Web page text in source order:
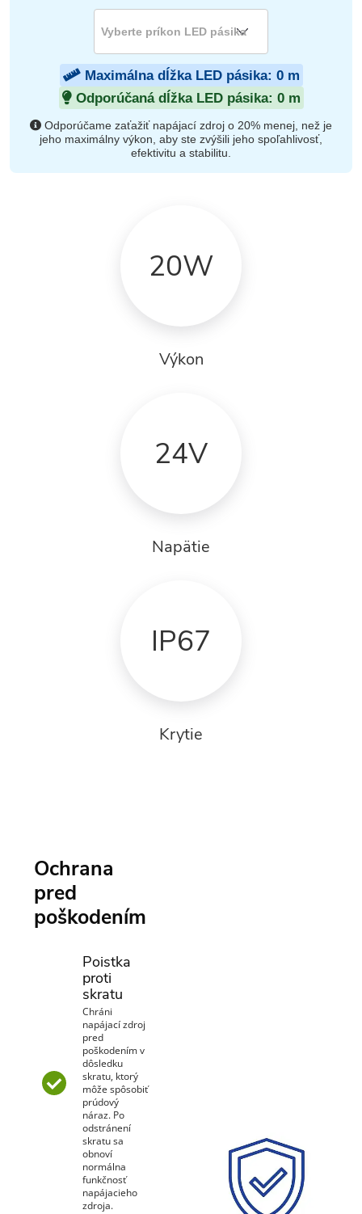
Maximálna dĺžka LED pásika: 0m
Odporúčaná dĺžka LED pásika: 0m
Odporúčame zaťažiť napájací zdroj o 20% menej, než je
jeho maximálny výkon, aby ste zvýšili jeho spoľahlivosť,
efektivitu a stabilitu.
20W
Výkon
24V
Napätie
IP67
Krytie
Ochrana
pred
poškodením
Poistka
proti
skratu
Chráni
napájací zdroj
pred
poškodením v
dôsledku
skratu, ktorý
môže spôsobiť
prúdový
náraz. Po
odstránení
skratu sa
obnoví
normálna
funkčnosť
napájacieho
zdroja.